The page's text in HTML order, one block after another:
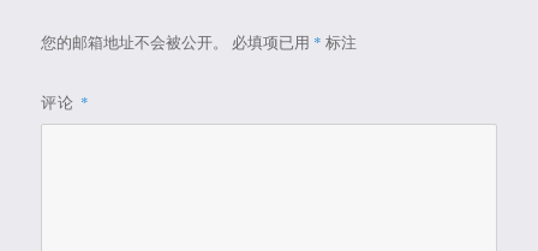
您的邮箱地址不会被公开。 必填项已用 * 标注
评论 *